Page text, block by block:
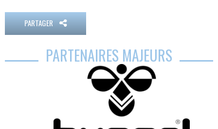
PARTAGER
PARTENAIRES MAJEURS